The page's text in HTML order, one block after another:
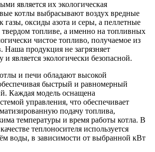
является их экологическая
котлы выбрасывают воздух вредные
газы, оксиды азота и серы, а пеллетные
твердом топливе, а именно на топливных
чистое топливо, получаемое из
Наша продукция не загрязняет
является экологически безопасной.
и печи обладают высокой
быстрый и равномерный
Каждая модель оснащена
управления, что обеспечивает
подачу топлива,
температуры и время работы котла. В
теплоносителя используется
воды, в зависимости от выбранной кВт